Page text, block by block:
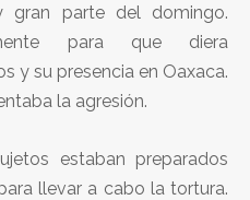
parte del domingo.
para que diera
y su presencia en Oaxaca.
la agresión.
estaban preparados
llevar a cabo la tortura.